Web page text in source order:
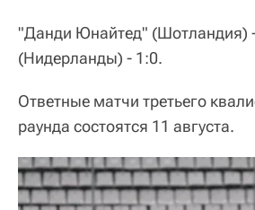
"Данди Юнайтед" (Шотландия)
(Нидерланды) - 1:0.
Ответные матчи третьего
раунда состоятся 11 августа.